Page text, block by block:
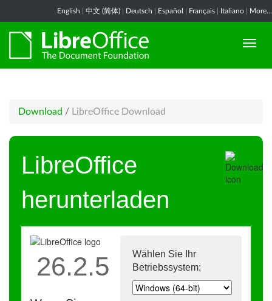
English 中文 (简体) Deutsch Español Français Italiano More...
Download / LibreOffice Download
LibreOffice
herunterladen
Wählen Sie Ihr
Betriebssystem:
26.2.5